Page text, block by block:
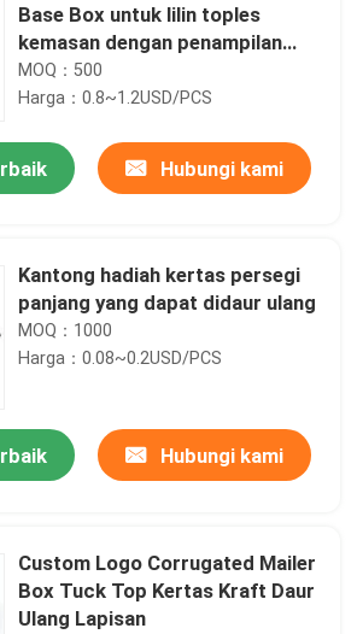
Base Box untuk lilin toples
kemasan dengan penampilan
mewah
MOQ：500
Harga：0.8~1.2USD/PCS
Hubungi kami
Kantong hadiah kertas persegi
panjang yang dapat didaur ulang
MOQ：1000
Harga：0.08~0.2USD/PCS
Hubungi kami
Custom Logo Corrugated Mailer
Box Tuck Top Kertas Kraft Daur
Ulang Lapisan